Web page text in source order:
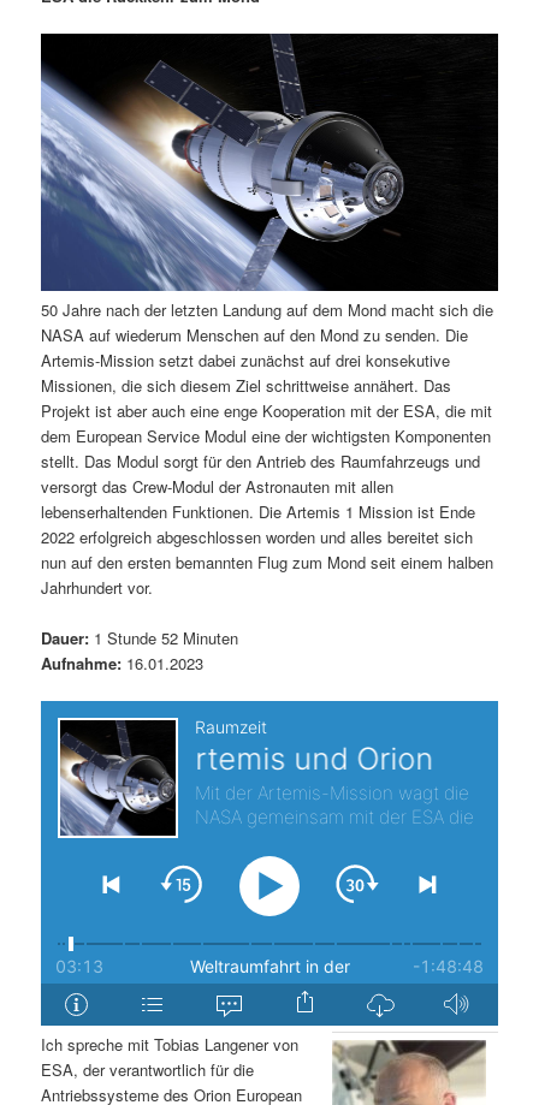
r
e
n
n
h
a
l
t
s
r
i
n
g
d
ä
r
n
I
n
h
a
l
s
p
r
i
e
n
a
v
i
g
a
t
i
o
50 Jahre nach der letzten Landung auf dem Mond macht sich die
NASA auf wiederum Menschen auf den Mond zu senden. Die
Artemis-Mission setzt dabei zunächst auf drei konsekutive
Missionen, die sich diesem Ziel schrittweise annähert. Das
Projekt ist aber auch eine enge Kooperation mit der ESA, die mit
dem European Service Modul eine der wichtigsten Komponenten
stellt. Das Modul sorgt für den Antrieb des Raumfahrzeugs und
versorgt das Crew-Modul der Astronauten mit allen
lebenserhaltenden Funktionen. Die Artemis 1 Mission ist Ende
2022 erfolgreich abgeschlossen worden und alles bereitet sich
nun auf den ersten bemannten Flug zum Mond seit einem halben
Jahrhundert vor.
Dauer: 1 Stunde 52 Minuten
Aufnahme: 16.01.2023
Ich spreche mit Tobias Langener von
ESA, der verantwortlich für die
Antriebssysteme des Orion European